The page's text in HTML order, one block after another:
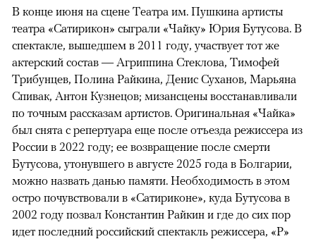
В конце июня на сцене Театра им. Пушкина артисты
театра «Сатирикон» сыграли «Чайку» Юрия Бутусова. В
спектакле, вышедшем в 2011 году, участвует тот же
актерский состав — Агриппина Стеклова, Тимофей
Трибунцев, Полина Райкина, Денис Суханов, Марьяна
Спивак, Антон Кузнецов; мизансцены восстанавливали
по точным рассказам артистов. Оригинальная «Чайка»
был снята с репертуара еще после отъезда режиссера из
России в 2022 году; ее возвращение после смерти
Бутусова, утонувшего в августе 2025 года в Болгарии,
можно назвать данью памяти. Необходимость в этом
остро почувствовали в «Сатириконе», куда Бутусова в
2002 году позвал Константин Райкин и где до сих пор
идет последний российский спектакль режиссера, «Р»